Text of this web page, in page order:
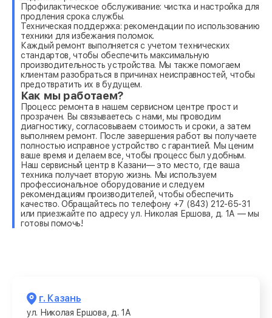
Профилактическое обслуживание: чистка и настройка для
продления срока службы.
Техническая поддержка: рекомендации по использованию
техники для избежания поломок.
Каждый ремонт выполняется с учетом технических
стандартов, чтобы обеспечить максимальную
производительность устройства. Мы также помогаем
клиентам разобраться в причинах неисправностей, чтобы
предотвратить их в будущем.
Как мы работаем?
Процесс ремонта в нашем сервисном центре прост и
прозрачен. Вы связываетесь с нами, мы проводим
диагностику, согласовываем стоимость и сроки, а затем
выполняем ремонт. После завершения работ вы получаете
полностью исправное устройство с гарантией. Мы ценим
ваше время и делаем все, чтобы процесс был удобным.
Наш сервисный центр в Казани— это место, где ваша
техника получает вторую жизнь. Мы используем
профессиональное оборудование и следуем
рекомендациям производителей, чтобы обеспечить
качество. Обращайтесь по телефону +7 (843) 212-65-31
или приезжайте по адресу ул. Николая Ершова, д. 1А — мы
готовы помочь!
г. Казань
ул. Николая Ершова, д. 1А